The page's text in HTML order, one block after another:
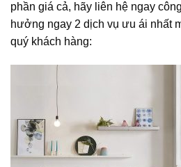
phần giá cả, hãy liên hệ ngay
hưởng ngay 2 dịch vụ ưu ái nhất
quý khách hàng: